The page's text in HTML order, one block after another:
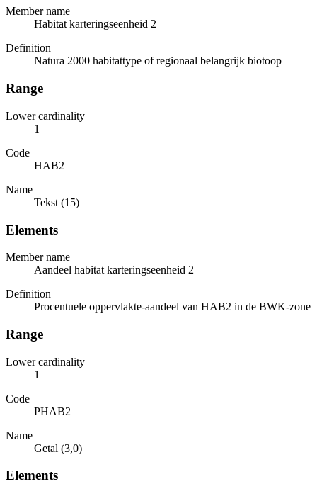
Member name
Habitat karteringseenheid 2
Definition
Natura 2000 habitattype of regionaal belangrijk biotoop
Range
Lower cardinality
1
Code
HAB2
Name
Tekst (15)
Elements
Member name
Aandeel habitat karteringseenheid 2
Definition
Procentuele oppervlakte-aandeel van HAB2 in de BWK-zone
Range
Lower cardinality
1
Code
PHAB2
Name
Getal (3,0)
Elements